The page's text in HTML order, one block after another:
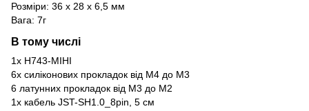
Розміри: 36 x 28 x 6,5 мм
Вага: 7г
В тому числі
1x H743-МІНІ
6x силіконових прокладок від M4 до M3
6 латунних прокладок від M3 до M2
1x кабель JST-SH1.0_8pin, 5 см